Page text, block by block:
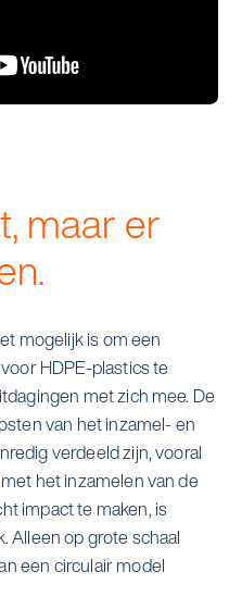
maar er
mogelijk is om een
HDPE-plastics te
met zich mee. De
van het inzamel- en
verdeeld zijn, vooral
het inzamelen van de
impact te maken, is
Alleen op grote schaal
een circulair model